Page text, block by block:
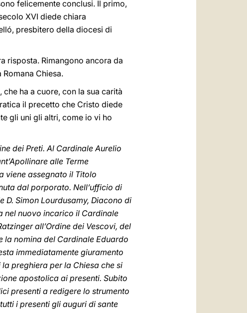
felicemente conclusi. Il primo,
XVI diede chiara
presbitero della diocesi di
risposta. Rimangono ancora da
Chiesa.
ha a cuore, con la sua carità
il precetto che Cristo diede
gli uni gli altri, come io vi ho
dei Preti. Al Cardinale Aurelio
alle Terme
viene assegnato il Titolo
dal porporato. Nell’ufficio di
Simon Lourdusamy, Diacono di
nel nuovo incarico il Cardinale
all’Ordine dei Vescovi, del
la nomina del Cardinale Eduardo
immediatamente giuramento
preghiera per la Chiesa che si
apostolica ai presenti. Subito
presenti a redigere lo strumento
i presenti gli auguri di sante